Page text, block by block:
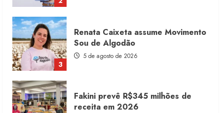
3
Renata Caixeta assume Movimento
Sou de Algodão
5 de agosto de 2026
Fakini prevê R$345 milhões de
receita em 2026